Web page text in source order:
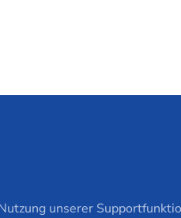
unserer